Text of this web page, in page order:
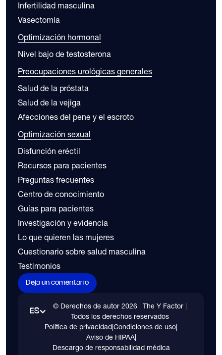
Infertilidad masculina
Vasectomía
Optimización hormonal
Nivel bajo de testosterona
Preocupaciones urológicas generales
Salud de la próstata
Salud de la vejiga
Afecciones del pene y el escroto
Optimización sexual
Disfunción eréctil
Recursos para pacientes
Preguntas frecuentes
Centro de conocimiento
Guías para pacientes
Investigación y evidencia
Lo que quieren las mujeres
Cuestionario sobre salud masculina
Testimonios
Deja un comentario
ES
© Derechos de autor2026 | The Y Factor |
Todos los derechos reservados
Política de privacidad|Condiciones de uso|
Aviso de HIPAA|
Descargo de responsabilidad médica